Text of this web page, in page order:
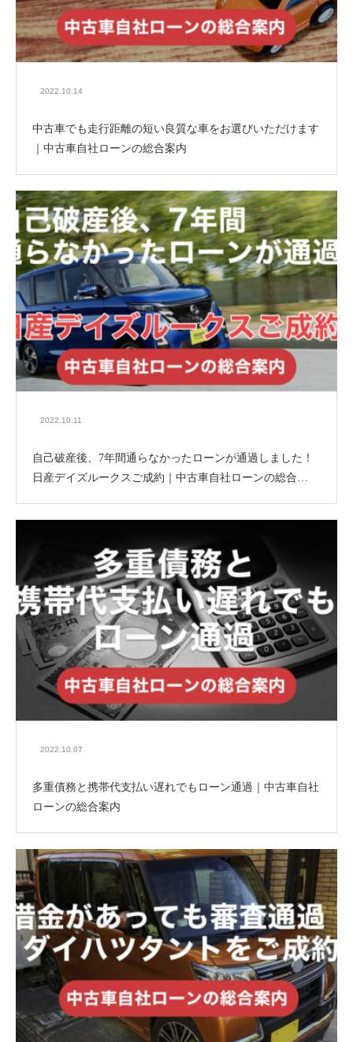
2022.10.14
中古車でも走行距離の短い良質な車をお選びいただけます
｜中古車自社ローンの総合案内
2022.10.11
自己破産後、7年間通らなかったローンが通過しました！
日産デイズルークスご成約｜中古車自社ローンの総合…
2022.10.07
多重債務と携帯代支払い遅れでもローン通過｜中古車自社
ローンの総合案内